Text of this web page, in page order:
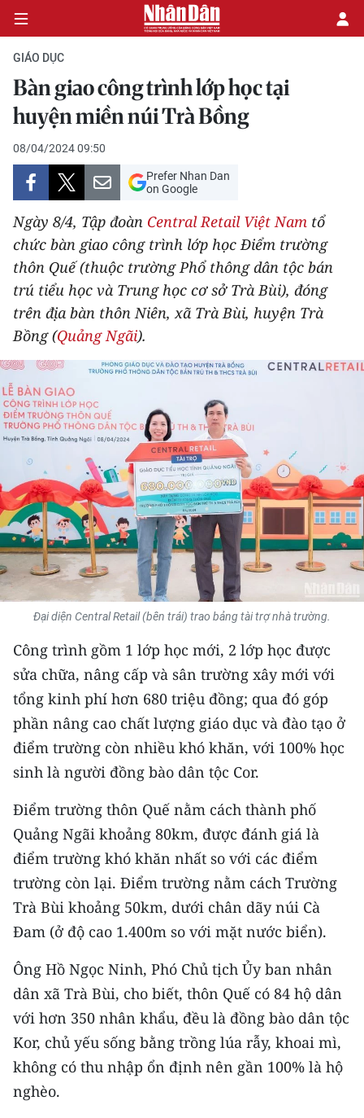
CHÍNH TRỊ
KINH TẾ
VĂN HÓA
XÃ HỘI
PHÁP LUẬT
DU LỊCH
THẾ GIỚI
THỂ THAO
GIÁO DỤC
Y TẾ
KHOA HỌC - CÔNG NGHỆ
MÔI TRƯỜNG
BẠN ĐỌC
KIỂM CHỨNG THÔNG TIN
TRI THỨC CHUYÊN SÂU
54 DÂN TỘC VIỆT NAM
CHƯƠNG TRÌNH OCOP - MỖI XÃ
MỘT SẢN PHẨM
RADIO
MEDIA CENTER
E-Magazine
Video
Media Kinh tế
Media Văn hóa
Media Xã hội
Media Pháp luật
GIÁO DỤC
Bàn giao công trình lớp học tại
huyện miền núi Trà Bồng
08/04/2024 09:50
Prefer Nhan Dan
on Google
Ngày 8/4, Tập đoàn Central Retail Việt Nam tổ
chức bàn giao công trình lớp học Điểm trường
thôn Quế (thuộc trường Phổ thông dân tộc bán
trú tiểu học và Trung học cơ sở Trà Bùi), đóng
trên địa bàn thôn Niên, xã Trà Bùi, huyện Trà
Bồng (Quảng Ngãi).
Đại diện Central Retail (bên trái) trao bảng tài trợ nhà trường.
Công trình gồm 1 lớp học mới, 2 lớp học được
sửa chữa, nâng cấp và sân trường xây mới với
tổng kinh phí hơn 680 triệu đồng; qua đó góp
phần nâng cao chất lượng giáo dục và đào tạo ở
điểm trường còn nhiều khó khăn, với 100% học
sinh là người đồng bào dân tộc Cor.
Điểm trường thôn Quế nằm cách thành phố
Quảng Ngãi khoảng 80km, được đánh giá là
điểm trường khó khăn nhất so với các điểm
trường còn lại. Điểm trường nằm cách Trường
Trà Bùi khoảng 50km, dưới chân dãy núi Cà
Đam (ở độ cao 1.400m so với mặt nước biển).
Ông Hồ Ngọc Ninh, Phó Chủ tịch Ủy ban nhân
dân xã Trà Bùi, cho biết, thôn Quế có 84 hộ dân
với hơn 350 nhân khẩu, đều là đồng bào dân tộc
Kor, chủ yếu sống bằng trồng lúa rẫy, khoai mì,
không có thu nhập ổn định nên gần 100% là hộ
nghèo.